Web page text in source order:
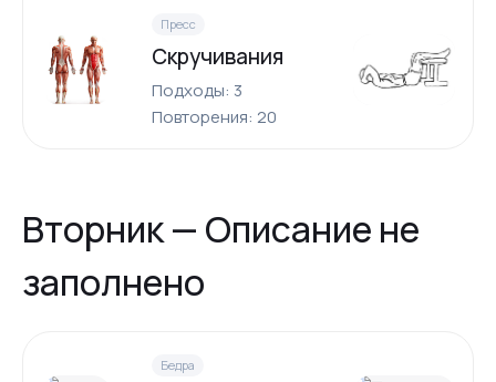
Пресс
Скручивания
Подходы: 3
Повторения: 20
Вторник — Описание не
заполнено
Бедра